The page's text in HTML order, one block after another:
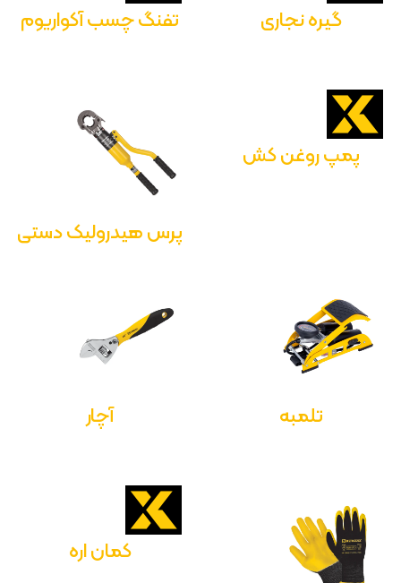
گیره نجاری تفنگ چسب آکواریوم
پمپ روغن کش
پرس هیدرولیک دستی
تلمبه آچار
کمان اره